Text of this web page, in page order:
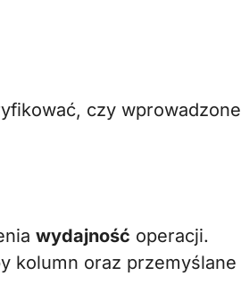
czy wprowadzone
wydajność operacji.
kolumn oraz przemyślane